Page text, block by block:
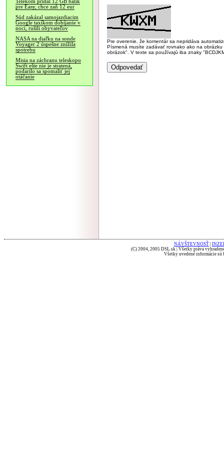
Telekom pridal 12 GB balík
pre Easy, chce zaň 12 eur
Súd zakázal samojazdiacim
Google taxíkom dobíjanie v
noci, rušili obyvateľov
NASA na diaľku na sonde
Voyager 2 úspešne znížila
spotrebu
Misia na záchranu teleskopu
Swift ešte nie je stratená,
podarilo sa spomaliť jej
otáčanie
Pre overenie, že komentár sa nepridáva
Písmená musíte zadávať rovnako ako na
obrázok". V texte sa používajú iba znaky
NÁVŠTEVNOSŤ
(C) 2004, 2005 DSL.sk | Všetky práva
Všetky uvedené informácie sú